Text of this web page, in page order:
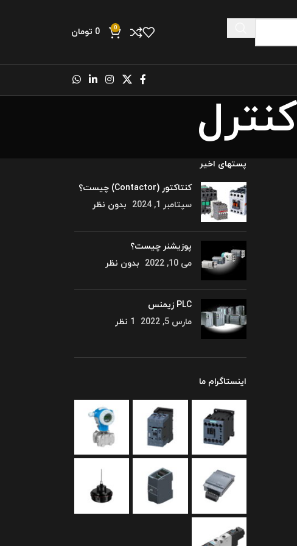
0
0 تومان
پستهای اخیر
کنتاکتور (Contactor) چیست؟
سپتامبر 1, 2024
بدون نظر
پوزیشنر چیست؟
می 10, 2022
بدون نظر
PLC زیمنس
مارس 5, 2022
1 نظر
اینستاگرام ما